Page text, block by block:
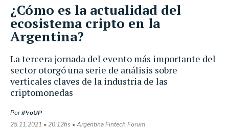
La tercera jornada del evento más importante del
sector otorgó una serie de análisis sobre
verticales claves de la industria de las
criptomonedas
PoriProUP
25.11.2021 • 20:12hs • Argentina Fintech Forum
¿Cómo es la actualidad del
ecosistema cripto en la
Argentina?